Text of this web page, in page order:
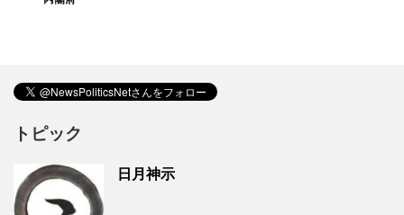
トピック
日月神示